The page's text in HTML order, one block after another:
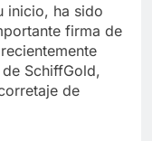
inicio, ha sido
firma de
SchiffGold,
de